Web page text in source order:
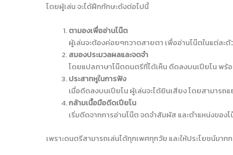
โดยผู้เล่น จะได้ฝึกทักษะดังต่อไปนี้
ตามองเพื่ออ่านโน๊ต
ผู้เล่นจะต้องค่อยๆกวาดสายตา เพื่ออ่านโน๊ตในแต่ละ
สมองประมวลผลและจดจำ
โดยแปลภาษาโน๊ตดนตรีที่ได้เห็น ดีดลงบนเปียโน พร้
ประสาทหูในการฟัง
เมื่อดีดลงบนเปียโน ผู้เล่นจะได้ยินเสียง โดยสามารถ
กล้ามเนื้อมือดีดเปียโน
เริ่มดีดจากการอ่านโน๊ต จดจำสัมผัส และตำแหน่งของ
เพราะดนตรีสามารถเล่นได้ทุกเพศทุกวัย และให้ประโยชน์ม